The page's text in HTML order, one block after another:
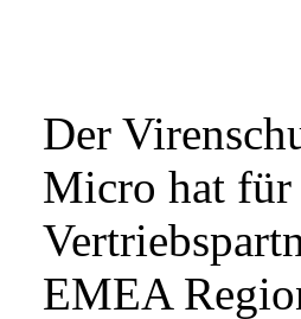
Der
Micro hat für
EMEA